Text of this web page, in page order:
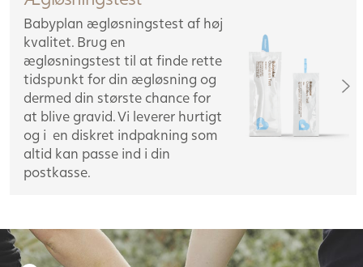
Babyplan ægløsningstest af høj
kvalitet. Brug en
ægløsningstest til at finde rette
tidspunkt for din ægløsning og
dermed din største chance for
at blive gravid. Vi leverer hurtigt
og i en diskret indpakning som
altid kan passe ind i din
postkasse.